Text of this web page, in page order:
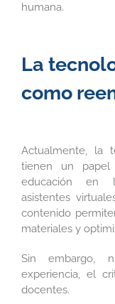
humana.
La
como
Actualmente, la
tienen un
educación en
asistentes
contenido
materiales y
Sin embargo,
experiencia, el
docentes.